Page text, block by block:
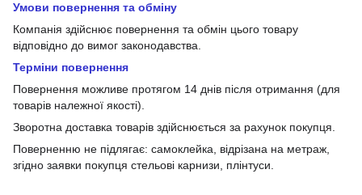
Умови повернення та обміну
Компанія здійснює повернення та обмін цього товару
відповідно до вимог законодавства.
Терміни повернення
Повернення можливе протягом 14 днів після отримання (для
товарів належної якості).
Зворотна доставка товарів здійснюється за рахунок покупця.
Поверненню не підлягає: самоклейка, відрізана на метраж,
згідно заявки покупця стельові карнизи, плінтуси.